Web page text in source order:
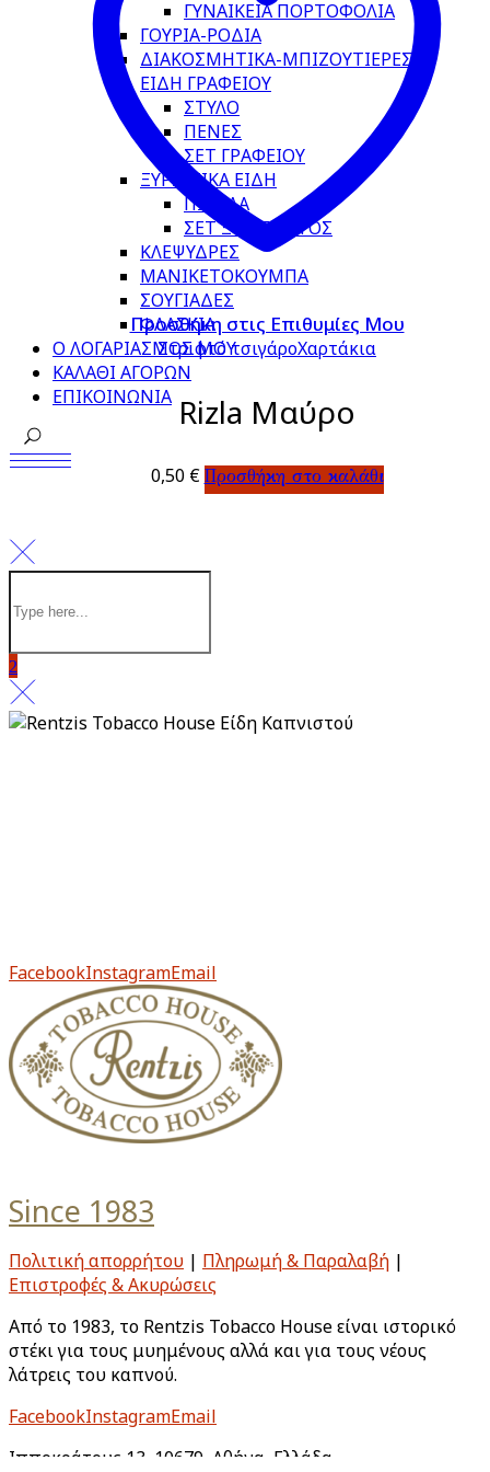
ΓΥΝΑΙΚΕΙΑ ΠΟΡΤΟΦΟΛΙΑ
ΓΟΥΡΙΑ-ΡΟΔΙΑ
ΔΙΑΚΟΣΜΗΤΙΚΑ-ΜΠΙΖΟΥΤΙΕΡΕΣ
ΕΙΔΗ ΓΡΑΦΕΙΟΥ
ΣΤΥΛΟ
ΠΕΝΕΣ
ΣΕΤ ΓΡΑΦΕΙΟΥ
ΞΥΡΙΣΤΙΚΑ ΕΙΔΗ
ΠΙΝΕΛΑ
ΣΕΤ ΞΥΡΙΣΜΑΤΟΣ
ΚΛΕΨΥΔΡΕΣ
ΜΑΝΙΚΕΤΟΚΟΥΜΠΑ
ΣΟΥΓΙΑΔΕΣ
ΦΛΑΣΚΙΑ
Ο ΛΟΓΑΡΙΑΣΜΟΣ ΜΟΥ
ΚΑΛΑΘΙ ΑΓΟΡΩΝ
ΕΠΙΚΟΙΝΩΝΙΑ
Προσθήκη στις Επιθυμίες Μου
Στριφτό τσιγάροΧαρτάκια
Rizla Μαύρο
0,50 € Προσθήκη στο καλάθι
FacebookInstagramEmail
Since 1983
Πολιτική απορρήτου | Πληρωμή & Παραλαβή |
Επιστροφές & Ακυρώσεις
Από το 1983, το Rentzis Tobacco House είναι ιστορικό
στέκι για τους μυημένους αλλά και για τους νέους
λάτρεις του καπνού.
FacebookInstagramEmail
Ιπποκράτους 13, 10679, Αθήνα, Ελλάδα